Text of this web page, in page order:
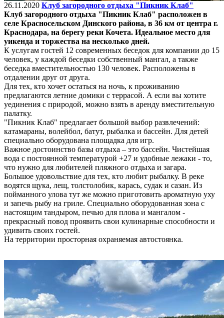
26.11.2020 Клуб загородного отдыха "Пикник Клаб"
Клуб загородного отдыха "Пикник Клаб" расположен в
селе Красносельском Динского района, в 36 км от центра г.
Краснодара, на берегу реки Кочета. Идеальное место для
уикенда и торжества на несколько дней.
К услугам гостей 12 современных беседок для компании до 15
человек, у каждой беседки собственный мангал, а также
беседка вместительностью 130 человек. Расположены в
отдалении друг от друга.
Для тех, кто хочет остаться на ночь, к проживанию
предлагаются летние домики с террасой. А если вы хотите
уединения с природой, можно взять в аренду вместительную
палатку.
"Пикник Клаб" предлагает большой выбор развлечений:
катамараны, волейбол, батут, рыбалка и бассейн. Для детей
специально оборудована площадка для игр.
Важное достоинство базы отдыха – это бассейн. Чистейшая
вода с постоянной температурой +27 и удобные лежаки - то,
что нужно для любителей пляжного отдыха и загара.
Большое удовольствие для тех, кто любит рыбалку. В реке
водятся щука, лещ, толстолобик, карась, судак и сазан. Из
пойманного улова тут же можно приготовить ароматную уху
и запечь рыбу на гриле. Специально оборудованная зона с
настоящим тандыром, печью для плова и мангалом -
прекрасный повод проявить свои кулинарные способности и
удивить своих гостей.
На территории просторная охраняемая автостоянка.